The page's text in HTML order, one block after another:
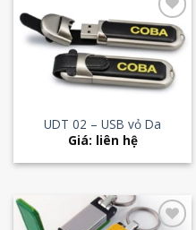
Add to
Wishlist
UDT 02 – USB vỏ Da
Giá: liên hệ